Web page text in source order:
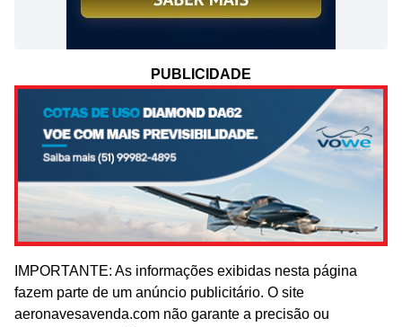
PUBLICIDADE
IMPORTANTE: As informações exibidas nesta página
fazem parte de um anúncio publicitário. O site
aeronavesavenda.com não garante a precisão ou